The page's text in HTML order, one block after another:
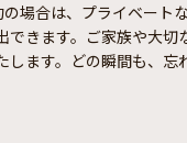
場合は、プライベート
できます。ご家族や大切
します。どの瞬間も、忘